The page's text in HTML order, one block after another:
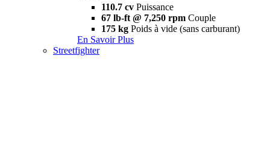
110.7 cv Puissance
67 lb-ft @ 7,250 rpm Couple
175 kg Poids à vide (sans carburant)
En Savoir Plus
Streetfighter